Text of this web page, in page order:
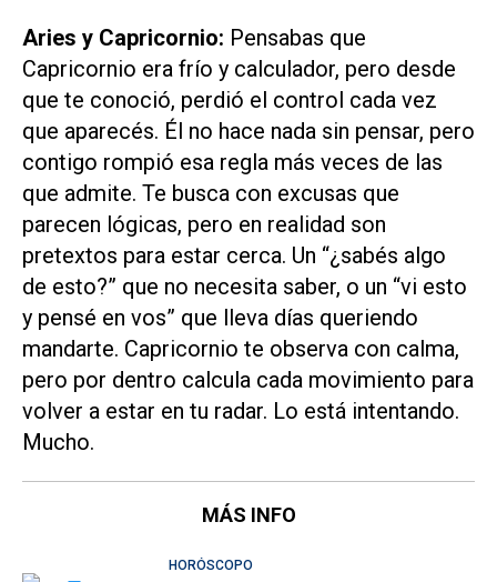
Aries y Capricornio: Pensabas que
Capricornio era frío y calculador, pero desde
que te conoció, perdió el control cada vez
que aparecés. Él no hace nada sin pensar, pero
contigo rompió esa regla más veces de las
que admite. Te busca con excusas que
parecen lógicas, pero en realidad son
pretextos para estar cerca. Un “¿sabés algo
de esto?” que no necesita saber, o un “vi esto
y pensé en vos” que lleva días queriendo
mandarte. Capricornio te observa con calma,
pero por dentro calcula cada movimiento para
volver a estar en tu radar. Lo está intentando.
Mucho.
MÁS INFO
HORÓSCOPO